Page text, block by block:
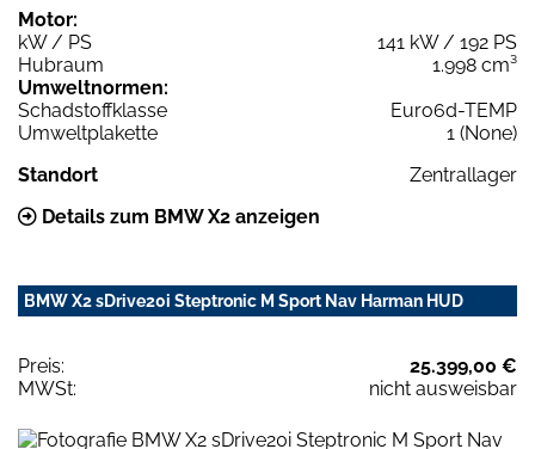
Motor:
kW / PS
141 kW / 192 PS
Hubraum
1.998 cm³
Umweltnormen:
Schadstoffklasse
Euro6d-TEMP
Umweltplakette
1 (None)
Standort
Zentrallager
Details zum BMW X2 anzeigen
BMW X2 sDrive20i Steptronic M Sport Nav Harman HUD
Preis:
25.399,00 €
MWSt:
nicht ausweisbar